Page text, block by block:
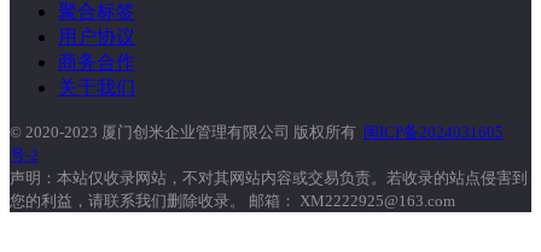
聚合标签
用户协议
商务合作
关于我们
© 2020-2023 厦门创米企业管理有限公司 版权所有 闽ICP备2024031605
号-2
声明：本站仅收录网站，不对其网站内容或交易负责。若收录的站点侵害到
您的利益，请联系我们删除收录。 邮箱： XM2222925@163.com